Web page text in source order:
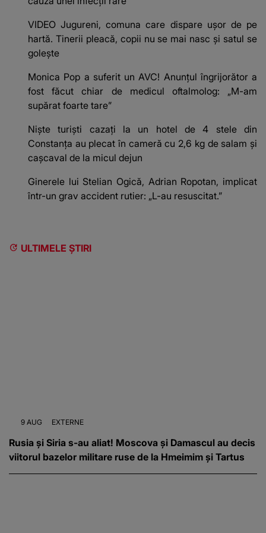
VIDEO Jugureni, comuna care dispare ușor de pe
hartă. Tinerii pleacă, copii nu se mai nasc și satul se
golește
Monica Pop a suferit un AVC! Anunțul îngrijorător a
fost făcut chiar de medicul oftalmolog: „M-am
supărat foarte tare”
Niște turiști cazați la un hotel de 4 stele din
Constanța au plecat în cameră cu 2,6 kg de salam și
cașcaval de la micul dejun
Ginerele lui Stelian Ogică, Adrian Ropotan, implicat
într-un grav accident rutier: „L-au resuscitat.”
ULTIMELE ȘTIRI
9 AUG EXTERNE
Rusia și Siria s-au aliat! Moscova și Damascul au decis
viitorul bazelor militare ruse de la Hmeimim și Tartus